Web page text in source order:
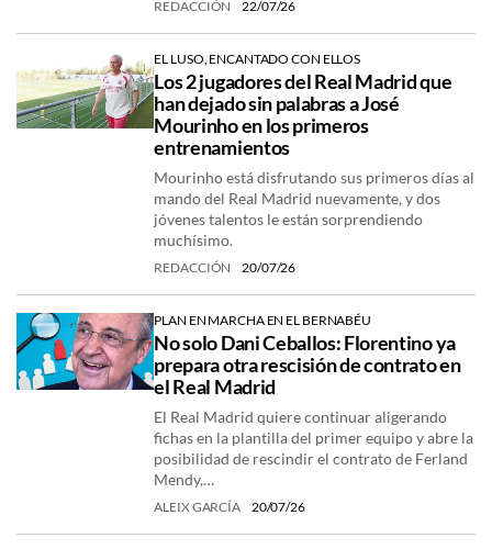
REDACCIÓN 22/07/26
EL LUSO, ENCANTADO CON ELLOS
Los 2 jugadores del Real Madrid que
han dejado sin palabras a José
Mourinho en los primeros
entrenamientos
Mourinho está disfrutando sus primeros días al
mando del Real Madrid nuevamente, y dos
jóvenes talentos le están sorprendiendo
muchísimo.
REDACCIÓN 20/07/26
PLAN EN MARCHA EN EL BERNABÉU
No solo Dani Ceballos: Florentino ya
prepara otra rescisión de contrato en
el Real Madrid
El Real Madrid quiere continuar aligerando
fichas en la plantilla del primer equipo y abre la
posibilidad de rescindir el contrato de Ferland
Mendy,…
ALEIX GARCÍA 20/07/26